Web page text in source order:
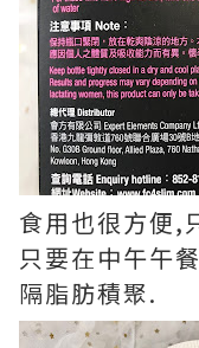
食用也很方便,
只要在中午午
隔脂肪積聚.